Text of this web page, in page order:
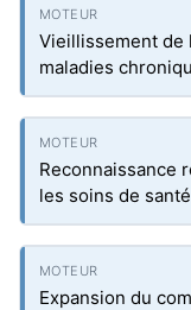
Vieillissement de
maladies
Reconnaissance
les soins de santé
Expansion du